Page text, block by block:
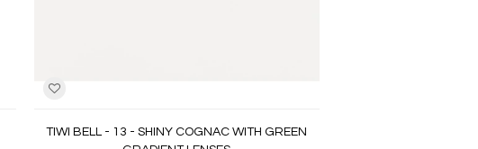
TIWI BELL - 13 - SHINY COGNAC WITH GREEN